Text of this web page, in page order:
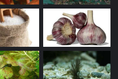
się larwy.
i rośnie
Praktycznie już